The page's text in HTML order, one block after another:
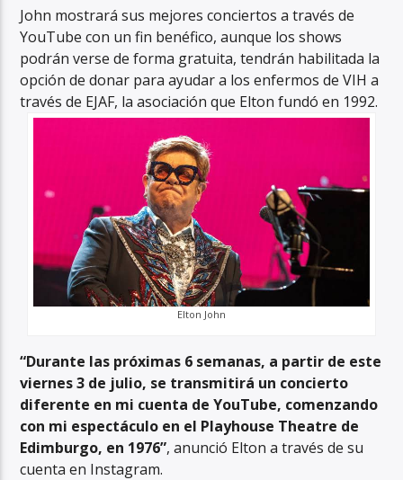
John mostrará sus mejores conciertos a través de
YouTube con un fin benéfico, aunque los shows
podrán verse de forma gratuita, tendrán habilitada la
opción de donar para ayudar a los enfermos de VIH a
través de EJAF, la asociación que Elton fundó en 1992.
Elton John
“Durante las próximas 6 semanas, a partir de este
viernes 3 de julio, se transmitirá un concierto
diferente en mi cuenta de YouTube, comenzando
con mi espectáculo en el Playhouse Theatre de
Edimburgo, en 1976”, anunció Elton a través de su
cuenta en Instagram.